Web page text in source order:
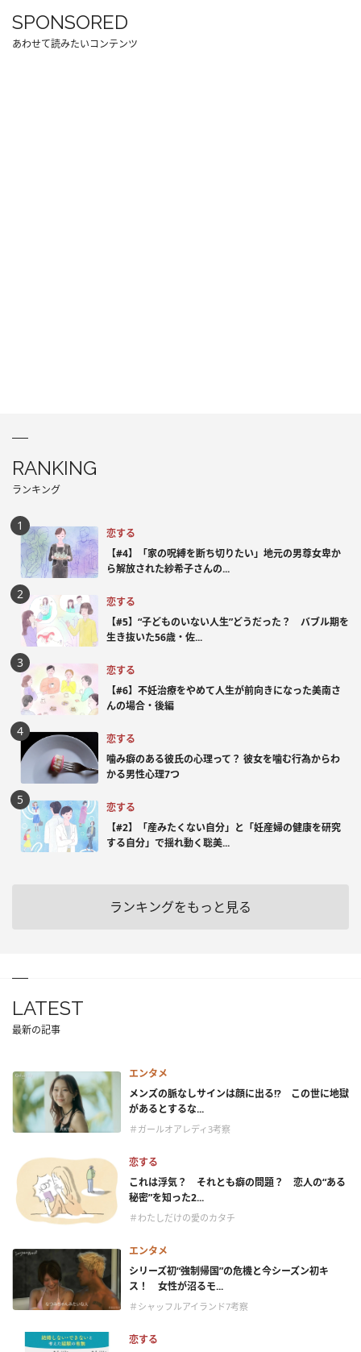
SPONSORED
あわせて読みたいコンテンツ
RANKING
ランキング
恋する
【#4】「家の呪縛を断ち切りたい」地元の男尊女卑か
ら解放された紗希子さんの...
恋する
【#5】“子どものいない人生”どうだった？ バブル期を
生き抜いた56歳・佐...
恋する
【#6】不妊治療をやめて人生が前向きになった美南さ
んの場合・後編
恋する
噛み癖のある彼氏の心理って？ 彼女を噛む行為からわ
かる男性心理7つ
恋する
【#2】「産みたくない自分」と「妊産婦の健康を研究
する自分」で揺れ動く聡美...
ランキングをもっと見る
LATEST
最新の記事
エンタメ
メンズの脈なしサインは顔に出る!? この世に地獄
があるとするな...
＃ガールオアレディ3考察
恋する
これは浮気？ それとも癖の問題？ 恋人の“ある
秘密”を知った2...
＃わたしだけの愛のカタチ
エンタメ
シリーズ初“強制帰国”の危機と今シーズン初キ
ス！ 女性が沼るモ...
＃シャッフルアイランド7考察
恋する